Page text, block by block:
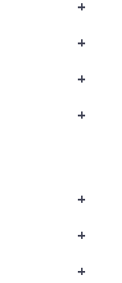
+
+
+
+
+
+
+